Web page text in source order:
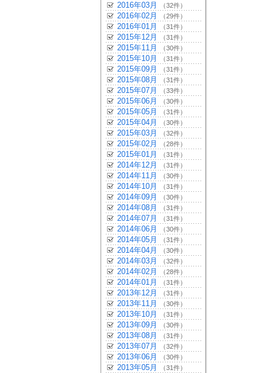
2016年03月 （32件）
2016年02月 （29件）
2016年01月 （31件）
2015年12月 （31件）
2015年11月 （30件）
2015年10月 （31件）
2015年09月 （31件）
2015年08月 （31件）
2015年07月 （33件）
2015年06月 （30件）
2015年05月 （31件）
2015年04月 （30件）
2015年03月 （32件）
2015年02月 （28件）
2015年01月 （31件）
2014年12月 （31件）
2014年11月 （30件）
2014年10月 （31件）
2014年09月 （30件）
2014年08月 （31件）
2014年07月 （31件）
2014年06月 （30件）
2014年05月 （31件）
2014年04月 （30件）
2014年03月 （32件）
2014年02月 （28件）
2014年01月 （31件）
2013年12月 （31件）
2013年11月 （30件）
2013年10月 （31件）
2013年09月 （30件）
2013年08月 （31件）
2013年07月 （32件）
2013年06月 （30件）
2013年05月 （31件）